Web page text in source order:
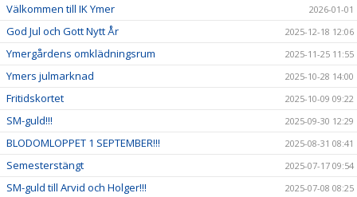
Välkommen till IK Ymer 2026-01-01
God Jul och Gott Nytt År 2025-12-18 12:06
Ymergårdens omklädningsrum 2025-11-25 11:55
Ymers julmarknad 2025-10-28 14:00
Fritidskortet 2025-10-09 09:22
SM-guld!!! 2025-09-30 12:29
BLODOMLOPPET 1 SEPTEMBER!!! 2025-08-31 08:41
Semesterstängt 2025-07-17 09:54
SM-guld till Arvid och Holger!!! 2025-07-08 08:25